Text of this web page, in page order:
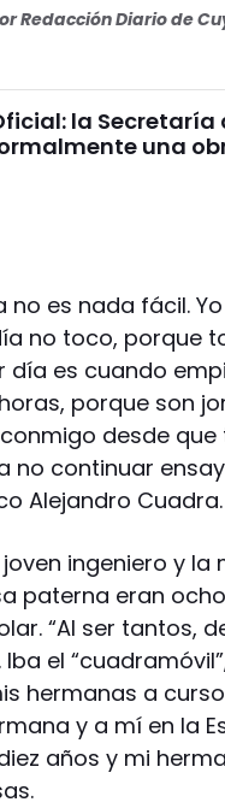
Redacción Diario de
la Secretaría
una
no es nada fácil.
no toco, porque
día es cuando
porque son
desde
no continuar
Alejandro Cuadra.
ingeniero y
paterna eran
“Al ser tantos,
el
hermanas a
y a mí en la
años y mi